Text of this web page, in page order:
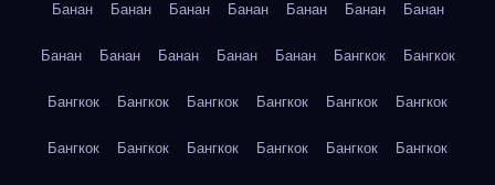
Банан Банан Банан Банан Банан Банан Банан
Банан Банан Банан Банан Банан Бангкок Бангкок
Бангкок Бангкок Бангкок Бангкок Бангкок Бангкок
Бангкок Бангкок Бангкок Бангкок Бангкок Бангкок